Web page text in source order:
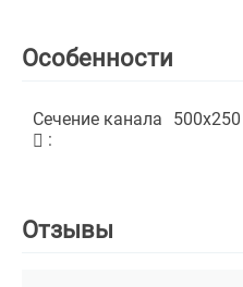
Особенности
Сечение канала
:
500х250
Отзывы